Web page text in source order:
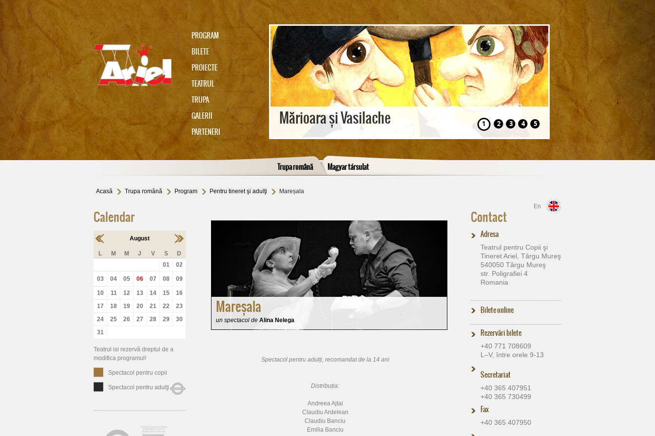
PROGRAM
BILETE
PROIECTE
TEATRUL
TRUPA
GALERII
PARTENERI
75
memoriam Gabi Cadariu
Mărioara și Vasilache Hansel și Gretel
1 2 3 4 5
Trupa română Magyar társulat
Acasă Trupa română Program Pentru tineret şi adulţi Mareșala
En
Calendar
August
L M M J V S
D
01
02
03 04 05 06 07 08 09
10 11 12 13 14 15
16
17
18 19 20 21 22
23
24
25 26 27 28 29
30
31
Teatrul isi rezervă dreptul de a
modifica programul!
Spectacol pentru copii
Spectacol pentru adulţi
Mareșala
un spectacol de Alina Nelega
Spectacol pentru adulți, recomandat de la 14 ani
Distribuția:
Andreea Ajtai
Claudiu Ardelean
Claudiu Banciu
Emilia Banciu
Contact
Adresa
Teatrul pentru Copii şi
Tineret Ariel, Târgu Mureş
540050 Târgu Mureş
str. Poligrafiei 4
Romania
Bilete online
Rezervări bilete
+40 771 708609
L–V, între orele 9-13
Secretariat
+40 365 407951
+40 365 730499
Fax
+40 365 407950